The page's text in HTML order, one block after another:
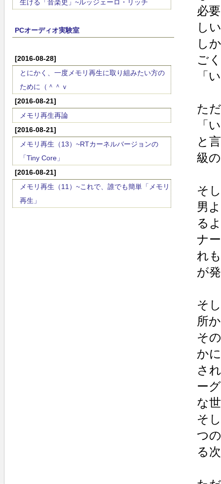
生ける「音楽史」~ルッジェーロ・リッチ
PCオーディオ実験室
[2016-08-28]
とにかく、一度メモリ再生に取り組みたい方の
ために（＾＾ｖ
[2016-08-21]
メモリ再生再論
[2016-08-21]
メモリ再生（13）~RTカーネルバージョンの
「Tiny Core」
[2016-08-21]
メモリ再生（11）~これで、誰でも簡単「メモリ
再生」
必
し
し
ご
「
た
「
と
級
そ
男
る
ナ
れ
が
そ
所
そ
か
さ
ー
な
そ
つ
る